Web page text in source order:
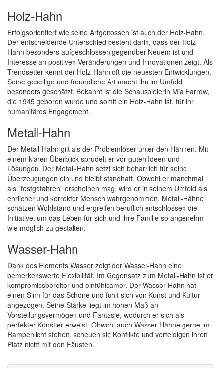
Holz-Hahn
Erfolgsorientiert wie seine Artgenossen ist auch der Holz-Hahn.
Der entscheidende Unterschied besteht darin, dass der Holz-
Hahn besonders aufgeschlossen gegenüber Neuem ist und
Interesse an positiven Veränderungen und Innovationen zeigt. Als
Trendsetter kennt der Holz-Hahn oft die neuesten Entwicklungen.
Seine gesellige und freundliche Art macht ihn im Umfeld
besonders geschätzt. Bekannt ist die Schauspielerin Mia Farrow,
die 1945 geboren wurde und somit ein Holz-Hahn ist, für ihr
humanitäres Engagement.
Metall-Hahn
Der Metall-Hahn gilt als der Problemlöser unter den Hähnen. Mit
einem klaren Überblick sprudelt er vor guten Ideen und
Lösungen. Der Metall-Hahn setzt sich beharrlich für seine
Überzeugungen ein und bleibt standhaft. Obwohl er manchmal
als "festgefahren" erscheinen mag, wird er in seinem Umfeld als
ehrlicher und korrekter Mensch wahrgenommen. Metall-Hähne
schätzen Wohlstand und ergreifen beruflich entschlossen die
Initiative, um das Leben für sich und ihre Familie so angenehm
wie möglich zu gestalten.
Wasser-Hahn
Dank des Elements Wasser zeigt der Wasser-Hahn eine
bemerkenswerte Flexibilität. Im Gegensatz zum Metall-Hahn ist er
kompromissbereiter und einfühlsamer. Der Wasser-Hahn hat
einen Sinn für das Schöne und fühlt sich von Kunst und Kultur
angezogen. Seine Stärke liegt im hohen Maß an
Vorstellungsvermögen und Fantasie, wodurch er sich als
perfekter Künstler erweist. Obwohl auch Wasser-Hähne gerne im
Rampenlicht stehen, scheuen sie Konflikte und verteidigen ihren
Platz nicht mit den Fäusten.